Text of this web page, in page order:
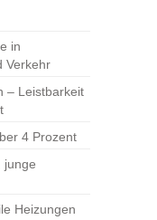
in
Verkehr
– Leistbarkeit
4 Prozent
junge
Heizungen